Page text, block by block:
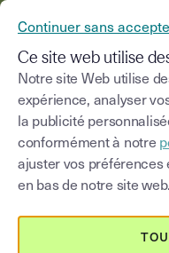
Accord de
données
Contrat
Continuer sans
Ce site web utilise
Notre site Web utilise
expérience, analyser
la publicité
conformément à notre
ajuster vos préférences
en bas de notre site web.